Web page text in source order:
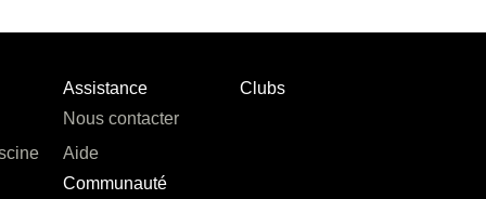
Assistance
Nous contacter
Aide
Communauté
Clubs